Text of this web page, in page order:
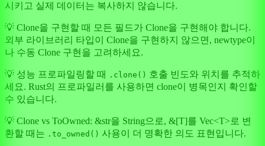
시키고 실제 데이터는 복사하지 않습니다.
💡 Clone을 구현할 때 모든 필드가 Clone을 구현해야 합니다.
외부 라이브러리 타입이 Clone을 구현하지 않으면, newtype이
나 수동 Clone 구현을 고려하세요.
💡 성능 프로파일링할 때 .clone() 호출 빈도와 위치를 추적하
세요. Rust의 프로파일러를 사용하면 clone이 병목인지 확인할
수 있습니다.
💡 Clone vs ToOwned: &str을 String으로, &[T]를 Vec<T> 로 변
환할 때는 .to_owned() 사용이 더 명확한 의도 표현입니다.